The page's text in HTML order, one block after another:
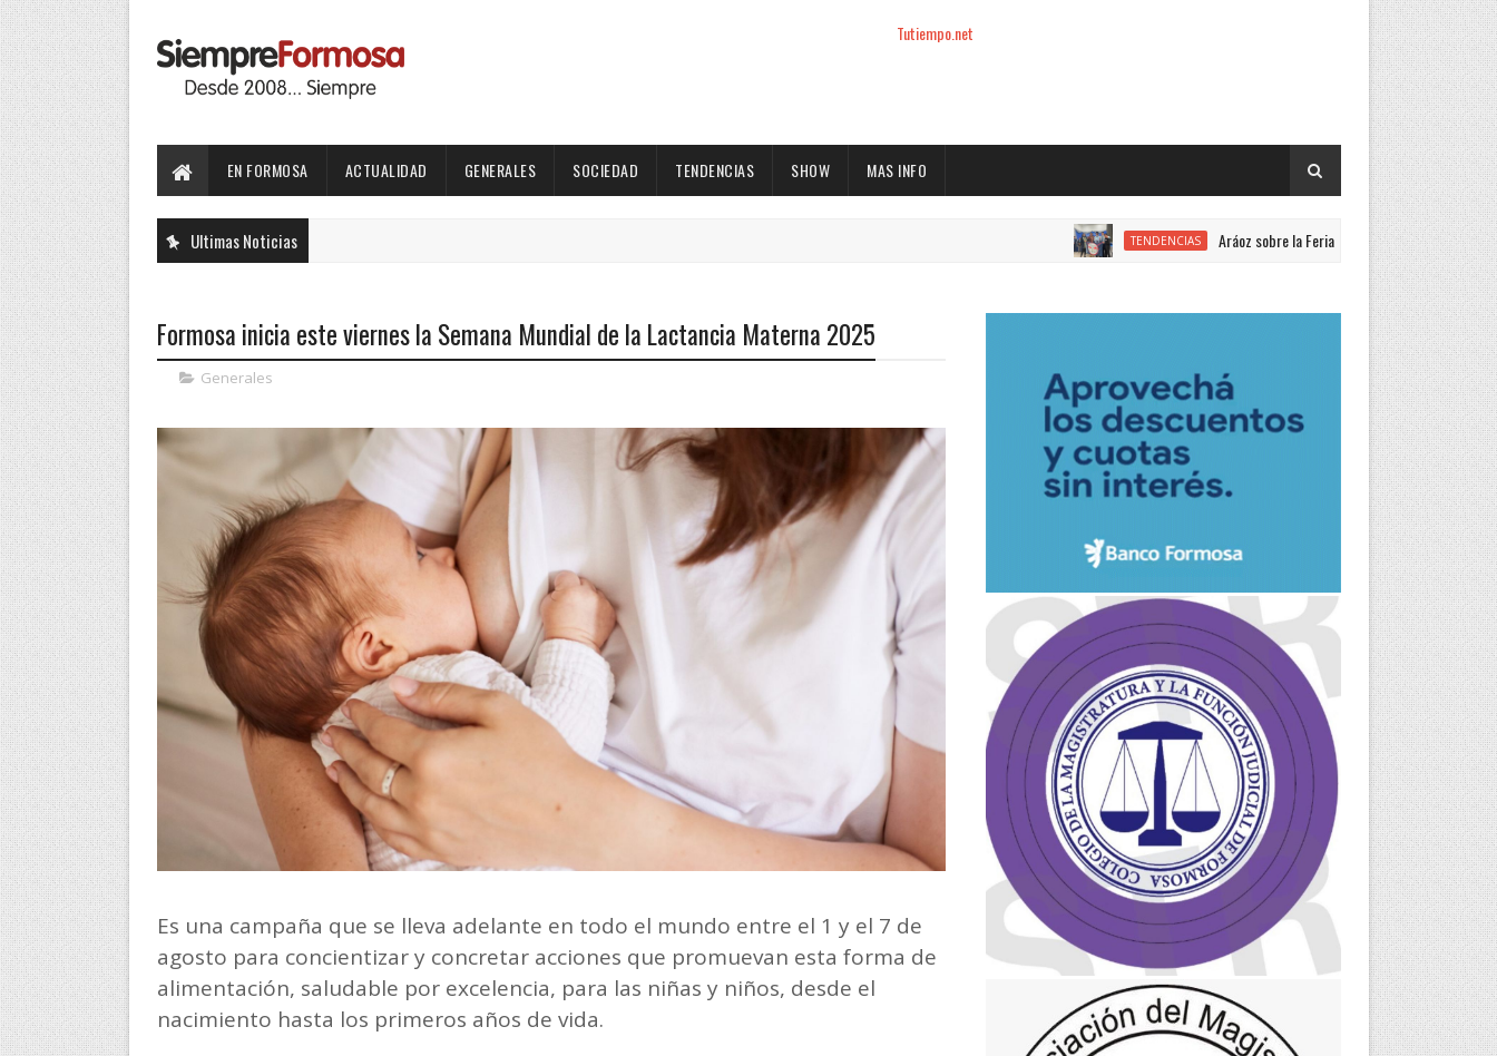
Tutiempo.net
EN FORMOSA ACTUALIDAD GENERALES SOCIEDAD TENDENCIAS SHOW MAS INFO
Ultimas Noticias TENDENCIAS Aráoz sobre la Feria de Ciencias: “Año a año mejora la
Formosa inicia este viernes la Semana Mundial de la Lactancia Materna 2025
Generales
Es una campaña que se lleva adelante en todo el mundo entre el 1 y el 7 de
agosto para concientizar y concretar acciones que promuevan esta forma de
alimentación, saludable por excelencia, para las niñas y niños, desde el
nacimiento hasta los primeros años de vida.